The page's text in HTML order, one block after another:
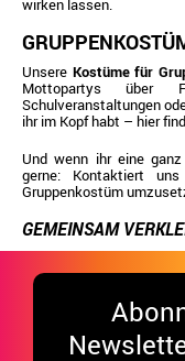
Unsere Kostüme für
Mottopartys über
Schulveranstaltungen
ihr im Kopf habt – hier
Und wenn ihr eine
gerne: Kontaktiert
Gruppenkostüm
GEMEINSAM